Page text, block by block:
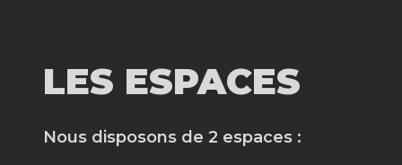
LES ESPACES
Nous disposons de 2 espaces :